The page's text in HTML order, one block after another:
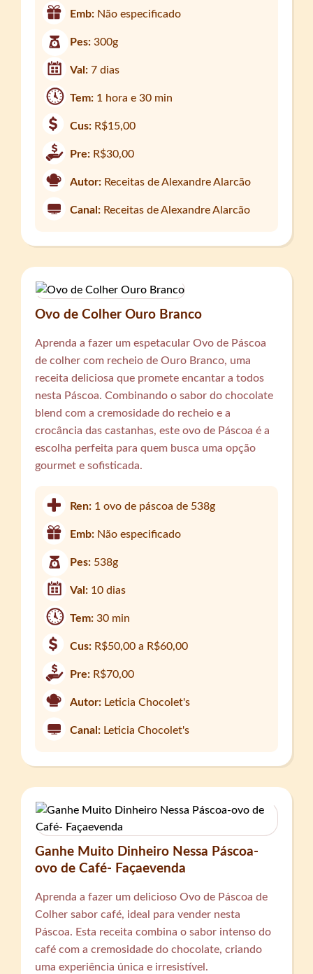
Emb: Não especificado
Pes:300g
Val:7 dias
Tem: 1 hora e 30 min
Cus: R$15,00
Pre: R$30,00
Autor: Receitas de Alexandre Alarcão
Canal: Receitas de Alexandre Alarcão
Ovo de Colher Ouro Branco
Aprenda a fazer um espetacular Ovo de Páscoa
de colher com recheio de Ouro Branco, uma
receita deliciosa que promete encantar a todos
nesta Páscoa. Combinando o sabor do chocolate
blend com a cremosidade do recheio e a
crocância das castanhas, este ovo de Páscoa é a
escolha perfeita para quem busca uma opção
gourmet e sofisticada.
Ren: 1 ovo de páscoa de 538g
Emb: Não especificado
Pes: 538g
Val: 10 dias
Tem:30 min
Cus: R$50,00 a R$60,00
Pre: R$70,00
Autor: Leticia Chocolet's
Canal: Leticia Chocolet's
Ganhe Muito Dinheiro Nessa Páscoa-
ovo de Café- Façaevenda
Aprenda a fazer um delicioso Ovo de Páscoa de
Colher sabor café, ideal para vender nesta
Páscoa. Esta receita combina o sabor intenso do
café com a cremosidade do chocolate, criando
uma experiência única e irresistível.